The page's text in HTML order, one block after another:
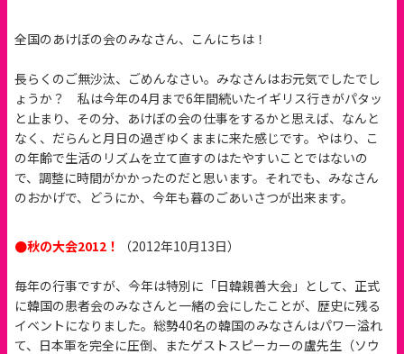
全国のあけぼの会のみなさん、こんにちは！
長らくのご無沙汰、ごめんなさい。みなさんはお元気でしたでし
ょうか？ 私は今年の4月まで6年間続いたイギリス行きがパタッ
と止まり、その分、あけぼの会の仕事をするかと思えば、なんと
なく、だらんと月日の過ぎゆくままに来た感じです。やはり、こ
の年齢で生活のリズムを立て直すのはたやすいことではないの
で、調整に時間がかかったのだと思います。それでも、みなさん
のおかげで、どうにか、今年も暮のごあいさつが出来ます。
●秋の大会2012！ （2012年10月13日）
毎年の行事ですが、今年は特別に「日韓親善大会」として、正式
に韓国の患者会のみなさんと一緒の会にしたことが、歴史に残る
イベントになりました。総勢40名の韓国のみなさんはパワー溢れ
て、日本軍を完全に圧倒、またゲストスピーカーの盧先生（ソウ